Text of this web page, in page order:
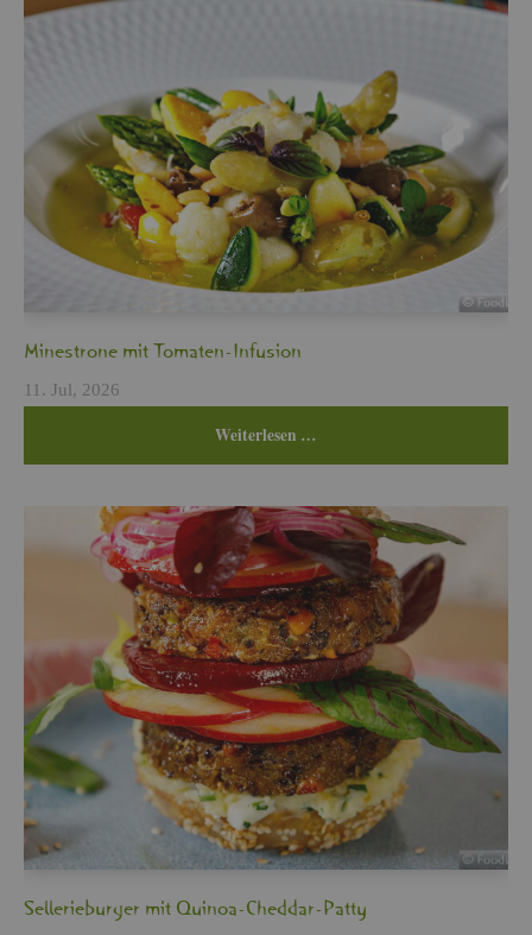
Min­es­tro­ne mit To­ma­ten-In­fu­si­on
11. Jul, 2026
Wei­ter­le­sen …
Sel­le­rie­bur­ger mit Qui­noa-Ched­dar-Patty